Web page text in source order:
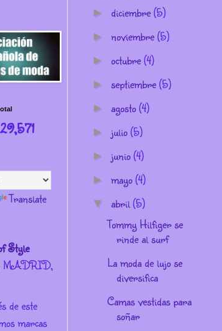
Translate
Style
MADRID,
de este
marcas
► diciembre(5)
► noviembre(5)
► octubre(4)
► septiembre(5)
► agosto(4)
► julio(5)
► junio(4)
► mayo(4)
▼ abril(5)
Tommy Hilfiger se
rinde al surf
La moda de lujo se
diversifica
Camas vestidas para
soñar